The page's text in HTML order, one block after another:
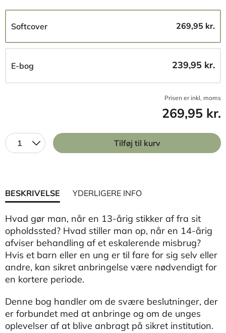
Softcover 269,95 kr.
E-bog 239,95 kr.
Prisen er inkl, moms
269,95 kr.
1 Tilføj til kurv
BESKRIVELSE YDERLIGERE INFO
Hvad gør man, når en 13-årig stikker af fra sit
opholdssted? Hvad stiller man op, når en 14-årig
afviser behandling af et eskalerende misbrug?
Hvis et barn eller en ung er til fare for sig selv eller
andre, kan sikret anbringelse være nødvendigt for
en kortere periode.
Denne bog handler om de svære beslutninger, der
er forbundet med at anbringe og om de unges
oplevelser af at blive anbragt på sikret institution.